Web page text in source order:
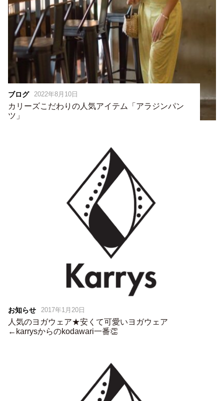
ブログ 2022年8月10日
カリーズこだわりの人気アイテム「アラジンパン
ツ」
お知らせ 2017年1月20日
人気のヨガウェア★安くて可愛いヨガウェア
←karrysからのkodawari一番👏